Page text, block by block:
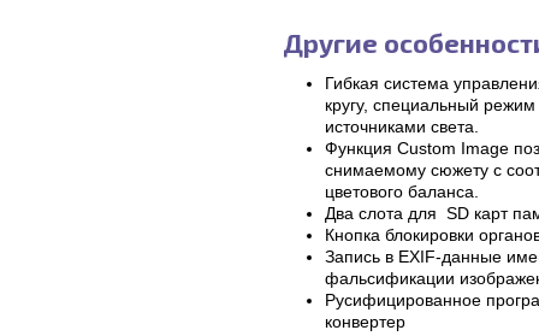
Другие
Гибкая система
кругу, специальный
источниками света.
Функция Custom Image
снимаемому сюжету с
цветового баланса.
Два слота для SD карт
Кнопка блокировки
Запись в EXIF-данные
фальсификации
Русифицированное
конвертер